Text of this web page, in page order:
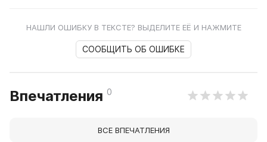
НАШЛИ ОШИБКУ В ТЕКСТЕ? ВЫДЕЛИТЕ ЕЁ И НАЖМИТЕ
СООБЩИТЬ ОБ ОШИБКЕ
Впечатления 0
ВСЕ ВПЕЧАТЛЕНИЯ